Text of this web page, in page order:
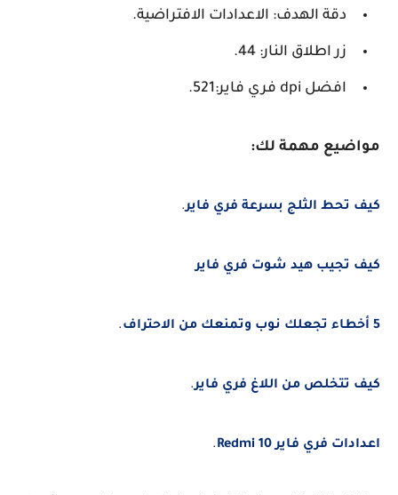
دقة الهدف: الاعدادات الافتراضية.
زر اطلاق النار: 44.
افضل dpi فري فاير:521.
مواضيع مهمة لك:
كيف تحط الثلج بسرعة فري فاير.
كيف تجيب هيد شوت فري فاير
5 أخطاء تجعلك نوب وتمنعك من الاحتراف .
كيف تتخلص من اللاغ فري فاير.
اعدادات فري فاير Redmi 10 .